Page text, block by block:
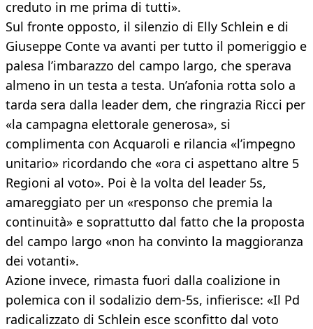
creduto in me prima di tutti».
Sul fronte opposto, il silenzio di Elly Schlein e di
Giuseppe Conte va avanti per tutto il pomeriggio e
palesa l’imbarazzo del campo largo, che sperava
almeno in un testa a testa. Un’afonia rotta solo a
tarda sera dalla leader dem, che ringrazia Ricci per
«la campagna elettorale generosa», si
complimenta con Acquaroli e rilancia «l’impegno
unitario» ricordando che «ora ci aspettano altre 5
Regioni al voto». Poi è la volta del leader 5s,
amareggiato per un «responso che premia la
continuità» e soprattutto dal fatto che la proposta
del campo largo «non ha convinto la maggioranza
dei votanti».
Azione invece, rimasta fuori dalla coalizione in
polemica con il sodalizio dem-5s, infierisce: «Il Pd
radicalizzato di Schlein esce sconfitto dal voto